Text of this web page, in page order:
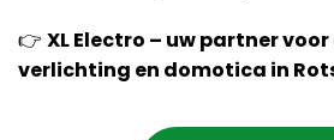
👉 XL Electro – uw partner
verlichting en domotica in